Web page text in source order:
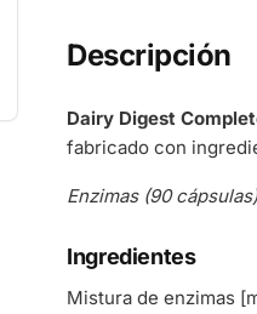
Descripción
Dairy Digest
fabricado con
Enzimas (90 cápsulas)
Ingredientes
Mistura de enzimas